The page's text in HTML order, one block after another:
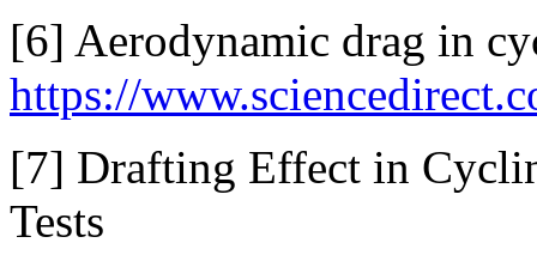
[6] Aerodynamic drag in
https://
[7] Drafting Effect in
Tests